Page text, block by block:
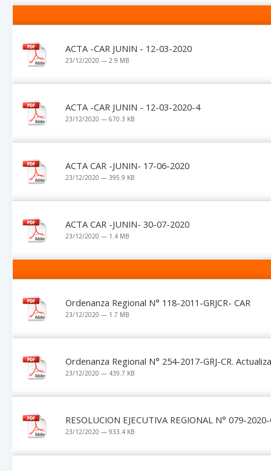
ACTA -CAR JUNIN - 12-03-2020
23/12/2020 — 2.9 MB
ACTA -CAR JUNIN - 12-03-2020-4
23/12/2020 — 670.3 KB
ACTA CAR -JUNIN- 17-06-2020
23/12/2020 — 395.9 KB
ACTA CAR -JUNIN- 30-07-2020
23/12/2020 — 1.4 MB
Ordenanza Regional N° 118-2011-GRJCR- CAR
23/12/2020 — 1.7 MB
Ordenanza Regional N° 254-2017-GRJ-CR.
23/12/2020 — 439.7 KB
RESOLUCION EJECUTIVA REGIONAL N° 079-2020-
23/12/2020 — 933.4 KB